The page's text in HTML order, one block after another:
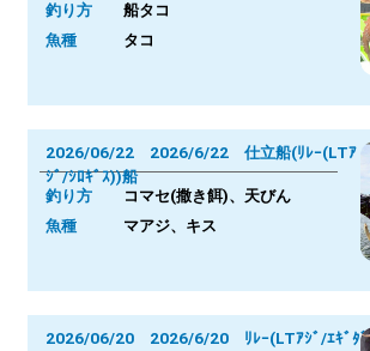
釣り方 船タコ
魚種 タコ
2026/06/22 2026/6/22 仕立船(ﾘﾚｰ(LTｱ
ｼﾞ/ｼﾛｷﾞｽ))船
釣り方
コマセ(撒き餌)、天びん
魚種 マアジ、キス
2026/06/20 2026/6/20 ﾘﾚｰ(LTｱｼﾞ/ｴｷﾞﾀﾞ